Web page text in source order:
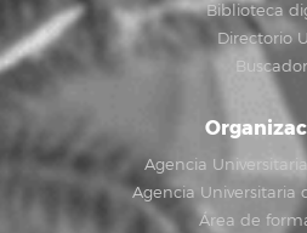
Biblioteca
Directorio
Buscador
Agencia
Agencia Universitaria
Área de